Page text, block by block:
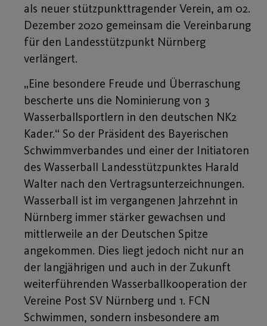
als neuer stützpunkttragender Verein, am 02.
Dezember 2020 gemeinsam die Vereinbarung
für den Landesstützpunkt Nürnberg
verlängert.
„Eine besondere Freude und Überraschung
bescherte uns die Nominierung von 3
Wasserballsportlern in den deutschen NK2
Kader.“ So der Präsident des Bayerischen
Schwimmverbandes und einer der Initiatoren
des Wasserball Landesstützpunktes Harald
Walter nach den Vertragsunterzeichnungen.
Wasserball ist im vergangenen Jahrzehnt in
Nürnberg immer stärker gewachsen und
mittlerweile an der Deutschen Spitze
angekommen. Dies liegt jedoch nicht nur an
der langjährigen und auch in der Zukunft
weiterführenden Wasserballkooperation der
Vereine Post SV Nürnberg und 1. FCN
Schwimmen, sondern insbesondere am